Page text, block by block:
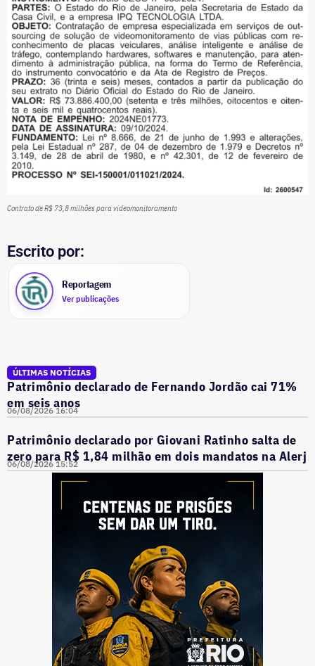
Contrato de R$ 73,8 milhões para videomonitoramento
Escrito por:
Reportagem
Ver publicações
ÚLTIMAS NOTÍCIAS
Patrimônio declarado de Fernando Jordão cai 71%
em seis anos
06/08/2026 16:04
Patrimônio declarado por Giovani Ratinho salta de
zero para R$ 1,84 milhão em dois mandatos na Alerj
06/08/2026 15:52